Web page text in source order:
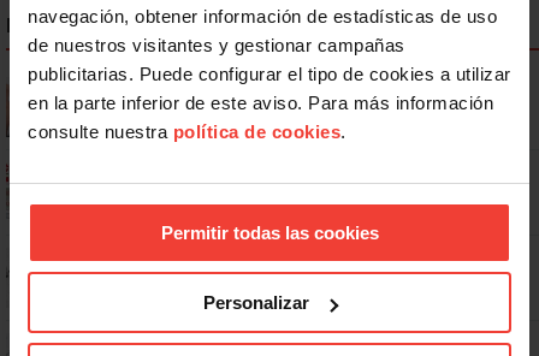
navegación, obtener información de estadísticas de uso
de nuestros visitantes y gestionar campañas
publicitarias. Puede configurar el tipo de cookies a utilizar
en la parte inferior de este aviso. Para más información
consulte nuestra política de cookies.
Permitir todas las cookies
Personalizar
NOTICIAS MÁS LEÍDAS
Se actualizan las patologías para acceder a la jubilación
anticipada por discapacidad
No: si un festivo cae en sábado, no tienen por qué darte un día
libre
Dudas frecuentes sobre las vacaciones